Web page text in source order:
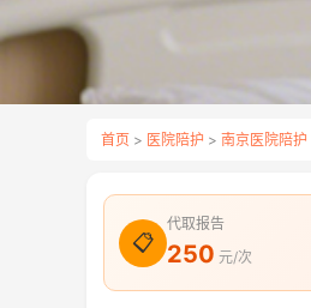
首页 > 医院陪护 > 南京医院陪护
📋
代取报告
250 元/次